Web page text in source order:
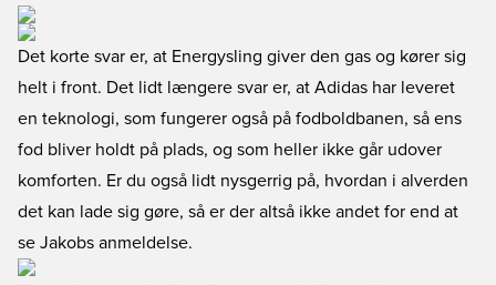
Det korte svar er, at Energysling giver den gas og kører sig
helt i front. Det lidt længere svar er, at Adidas har leveret
en teknologi, som fungerer også på fodboldbanen, så ens
fod bliver holdt på plads, og som heller ikke går udover
komforten. Er du også lidt nysgerrig på, hvordan i alverden
det kan lade sig gøre, så er der altså ikke andet for end at
se Jakobs anmeldelse.